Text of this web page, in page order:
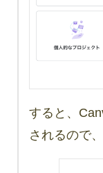
すると、
されるので、